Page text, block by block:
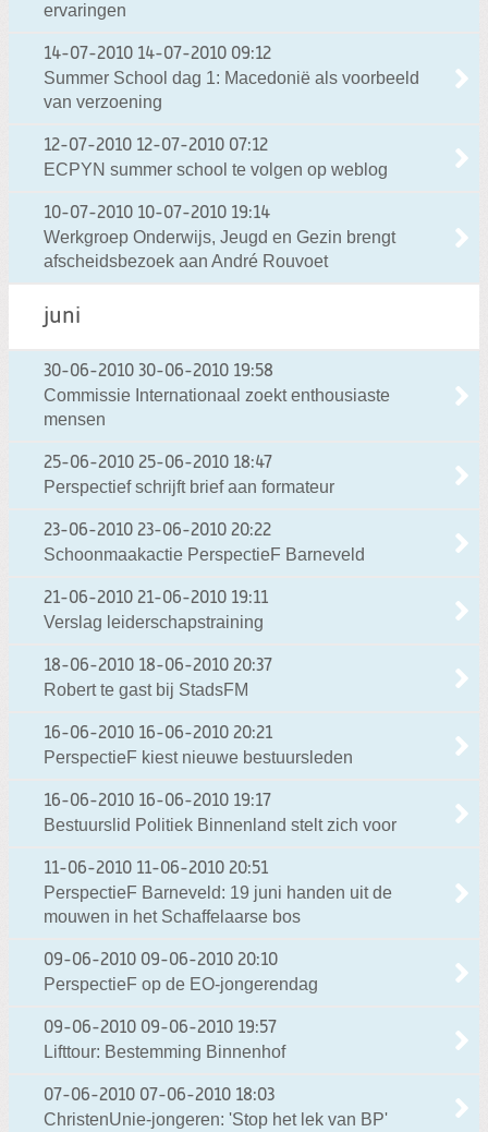
ervaringen
14-07-2010 14-07-2010 09:12
Summer School dag 1: Macedonië als voorbeeld
van verzoening
12-07-2010 12-07-2010 07:12
ECPYN summer school te volgen op weblog
10-07-2010 10-07-2010 19:14
Werkgroep Onderwijs, Jeugd en Gezin brengt
afscheidsbezoek aan André Rouvoet
juni
30-06-2010 30-06-2010 19:58
Commissie Internationaal zoekt enthousiaste
mensen
25-06-2010 25-06-2010 18:47
Perspectief schrijft brief aan formateur
23-06-2010 23-06-2010 20:22
Schoonmaakactie PerspectieF Barneveld
21-06-2010 21-06-2010 19:11
Verslag leiderschapstraining
18-06-2010 18-06-2010 20:37
Robert te gast bij StadsFM
16-06-2010 16-06-2010 20:21
PerspectieF kiest nieuwe bestuursleden
16-06-2010 16-06-2010 19:17
Bestuurslid Politiek Binnenland stelt zich voor
11-06-2010 11-06-2010 20:51
PerspectieF Barneveld: 19 juni handen uit de
mouwen in het Schaffelaarse bos
09-06-2010 09-06-2010 20:10
PerspectieF op de EO-jongerendag
09-06-2010 09-06-2010 19:57
Lifttour: Bestemming Binnenhof
07-06-2010 07-06-2010 18:03
ChristenUnie-jongeren: 'Stop het lek van BP'